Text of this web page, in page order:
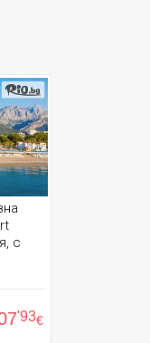
с
'93€